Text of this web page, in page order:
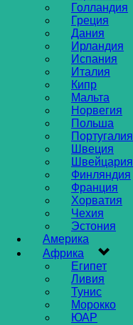
Голландия
Греция
Дания
Ирландия
Испания
Италия
Кипр
Мальта
Норвегия
Польша
Португалия
Швеция
Швейцария
Финляндия
Франция
Хорватия
Чехия
Эстония
Америка
Африка
Египет
Ливия
Тунис
Морокко
ЮАР